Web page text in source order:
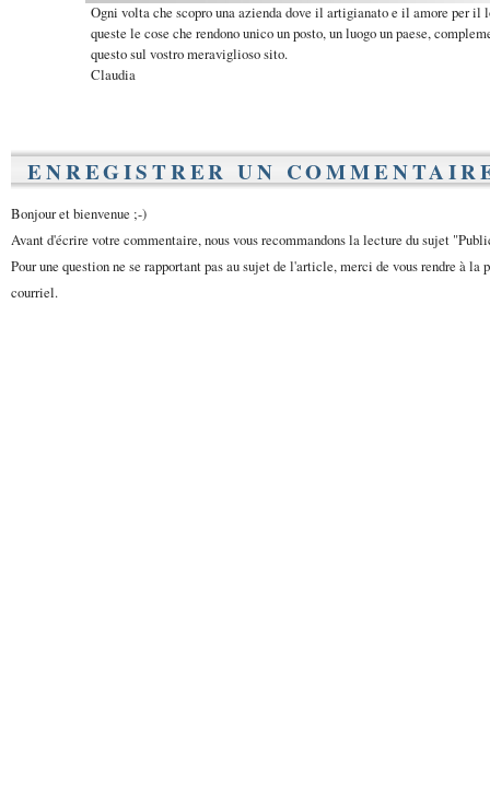
Ogni volta che scopro una azienda dove il artigianato e il amore per il
queste le cose che rendono unico un posto, un luogo un paese,
questo sul vostro meraviglioso sito.
Claudia
ENREGISTRER UN
Bonjour et bienvenue ;-)
Avant d'écrire votre commentaire, nous vous recommandons la lecture du sujet
Pour une question ne se rapportant pas au sujet de l'article, merci de vous rendre à la
courriel.